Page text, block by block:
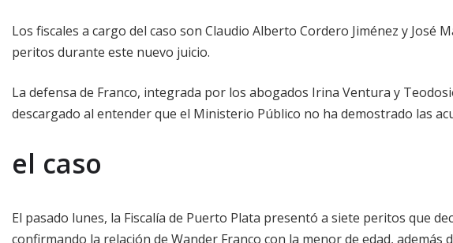
Los fiscales a cargo del caso son Claudio Alberto Cordero Jiménez y
peritos durante este nuevo juicio.
La defensa de Franco, integrada por los abogados Irina Ventura y
descargado al entender que el Ministerio Público no ha demostrado las
el caso
El pasado lunes, la Fiscalía de Puerto Plata presentó a siete peritos que
confirmando la relación de Wander Franco con la menor de edad, además